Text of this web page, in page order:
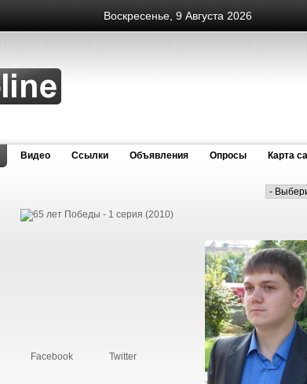
Воскресенье, 9 Августа 2026
Видео Cсылки Объявления Опросы Карта
Facebook Twitter